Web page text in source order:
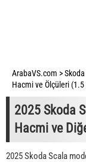
ArabaVS.com >Skoda
Hacmi ve Ölçüleri
2025 Skoda
Hacmi ve
2025 Skoda Scala